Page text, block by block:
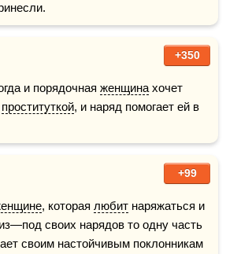
+350
и порядочная женщина хочет
проституткой, и наряд помогает ей в
+99
, которая любит наряжаться и
своих нарядов то одну часть
своим настойчивым поклонникам